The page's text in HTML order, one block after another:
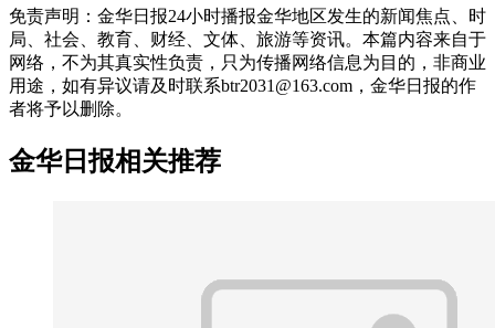
免责声明：金华日报24小时播报金华地区发生的新闻焦点、时
局、社会、教育、财经、文体、旅游等资讯。本篇内容来自于
网络，不为其真实性负责，只为传播网络信息为目的，非商业
用途，如有异议请及时联系btr2031@163.com，金华日报的作
者将予以删除。
金华日报相关推荐